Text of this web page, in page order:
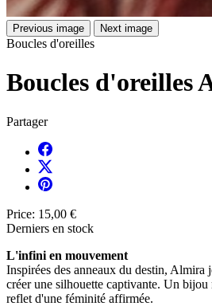
Previous image Next image
Boucles d'oreilles
Boucles d'oreilles
Partager
Price: 15,00 €
Derniers en stock
L'infini en mouvement
Inspirées des anneaux du destin, Almira
créer une silhouette captivante. Un bijou
reflet d'une féminité affirmée.